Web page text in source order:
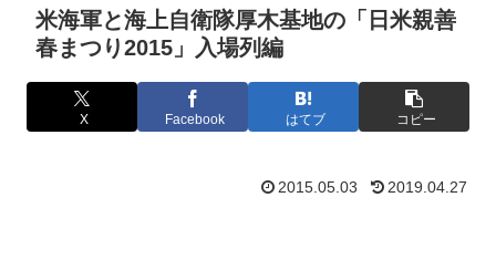
米海軍と海上自衛隊厚木基地の「日米親善
春まつり2015」入場列編
X Facebook はてブ コピー
2015.05.03 2019.04.27